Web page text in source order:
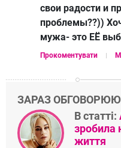
свои радости и
проблемы??))
мужа- это ЕЁ
Прокоментувати
ЗАРАЗ
В статті:
зробила
життя